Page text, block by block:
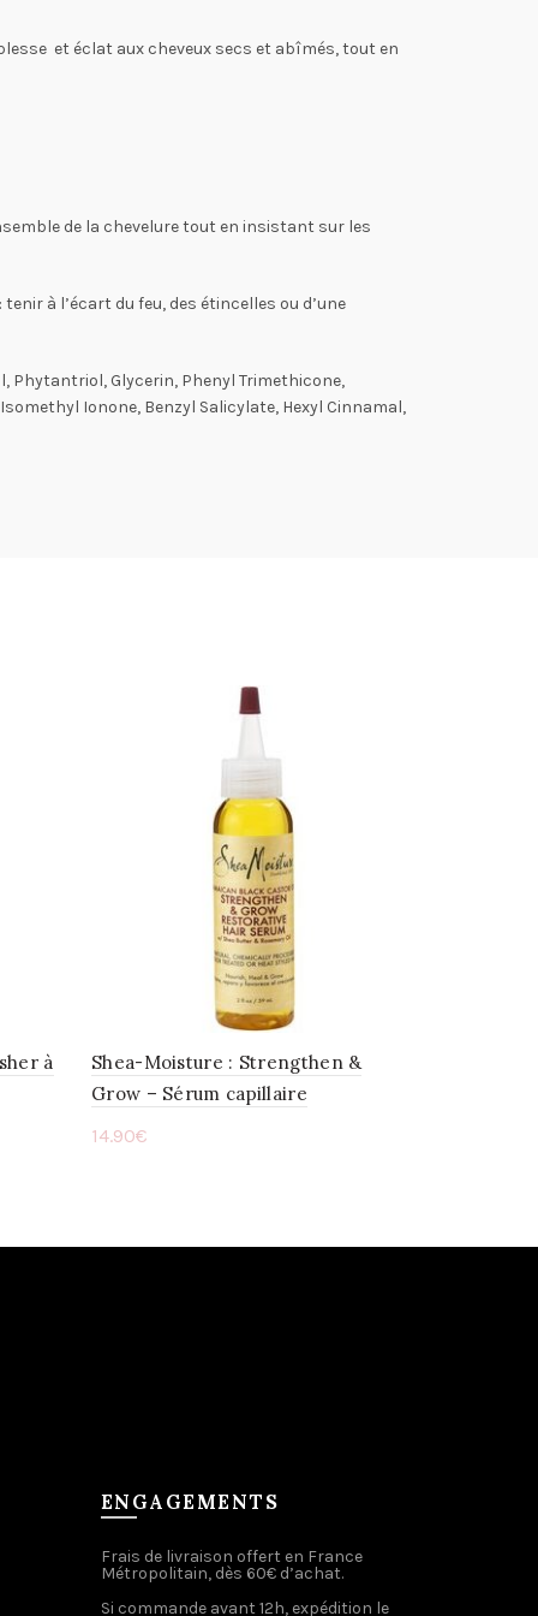
et éclat aux cheveux secs et abîmés, tout en
de la chevelure tout en insistant sur les
à l’écart du feu, des étincelles ou d’une
Phytantriol, Glycerin, Phenyl Trimethicone,
Ionone, Benzyl Salicylate, Hexyl Cinnamal,
à
Shea-Moisture : Strengthen &
Grow – Sérum capillaire
14.90€
ENGAGEMENTS
Frais de livraison offert en France
Métropolitain, dès 60€ d’achat.
Si commande avant 12h, expédition le